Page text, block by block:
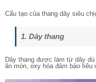
Cấu tạo của thang dây siêu
1. Dây thang
Dây thang được làm từ dây
ăn mòn, oxy hóa đảm bảo tiêu